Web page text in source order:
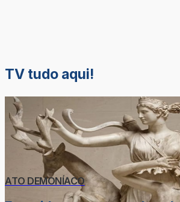
TV tudo aqui!
ATO DEMONÍACO